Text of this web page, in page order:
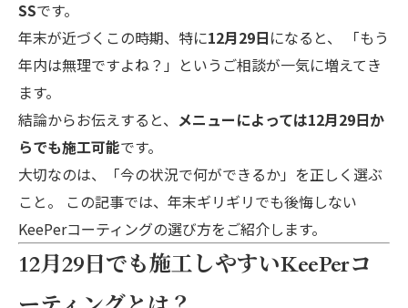
SSです。
年末が近づくこの時期、特に12月29日になると、 「もう
年内は無理ですよね？」というご相談が一気に増えてき
ます。
結論からお伝えすると、 メニューによっては12月29日か
らでも施工可能です。
大切なのは、「今の状況で何ができるか」を正しく選ぶ
こと。 この記事では、年末ギリギリでも後悔しない
KeePerコーティングの選び方をご紹介します。
12月29日でも施工しやすいKeePerコ